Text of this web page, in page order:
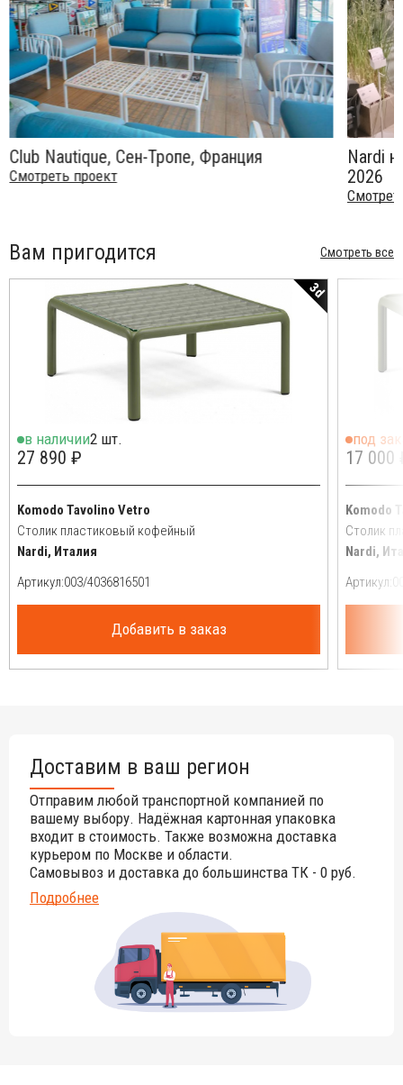
Club Nautique, Сен-Тропе, Франция
Смотреть проект
Nardi
2026
Вам пригодится Смотреть все
3d
в наличии2 шт.
27 890 ₽
Komodo Tavolino Vetro
Столик пластиковый кофейный
Nardi, Италия
Артикул:
Добавить в заказ
под
17 000
Komodo
Столик
Nardi,
Артикул:
Доставим в ваш регион
Отправим любой транспортной компанией по
вашему выбору. Надёжная картонная упаковка
входит в стоимость. Также возможна доставка
курьером по Москве и области.
Самовывоз и доставка до большинства ТК - 0 руб.
Подробнее